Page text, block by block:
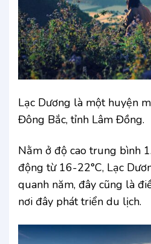
Lạc Dương là một huyện
Đông Bắc, tỉnh Lâm Đồng.
Nằm ở độ cao trung bình
động từ 16-22°C, Lạc
quanh năm, đây cũng là
nơi đây phát triển du lịch.